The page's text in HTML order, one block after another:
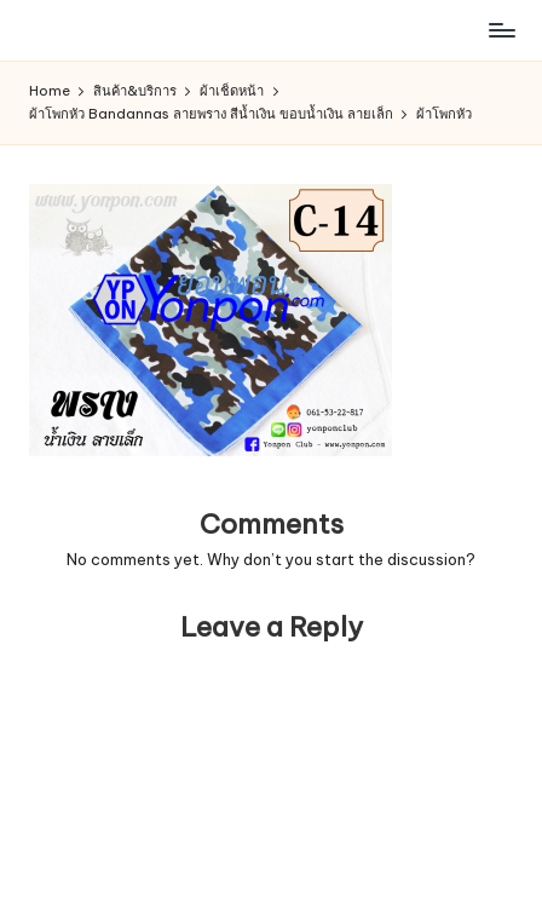
content
สินค้า
Home สินค้า&บริการ
ผ้าเช็ดหน้า
ผ้าโพกหัว Bandannas ลายพราง สีน้ำเงิน ขอบน้ำเงิน ลายเล็ก
ผ้าโพกหัว
Comments
No comments yet. Why don’t you start the discussion?
Leave a Reply